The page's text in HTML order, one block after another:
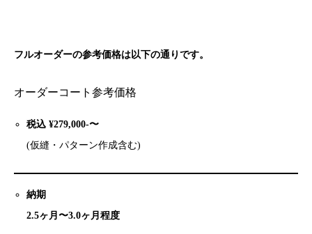
フルオーダーの参考価格は以下の通りです。
オーダーコート参考価格
税込 ¥279,000-〜
(仮縫・パターン作成含む)
納期
2.5ヶ月〜3.0ヶ月程度